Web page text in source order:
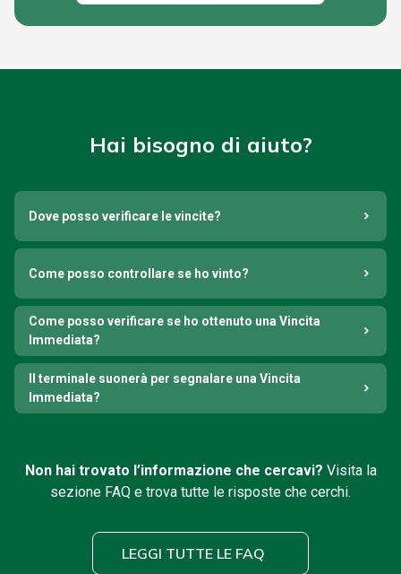
Hai bisogno di aiuto?
Dove posso verificare le vincite?
Come posso controllare se ho vinto?
Come posso verificare se ho ottenuto una Vincita
Immediata?
Il terminale suonerà per segnalare una Vincita
Immediata?
Non hai trovato l’informazione che cercavi? Visita la
sezione FAQ e trova tutte le risposte che cerchi.
LEGGI TUTTE LE FAQ